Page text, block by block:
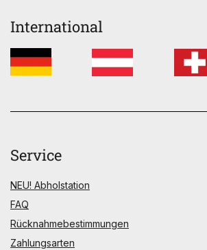
International
Service
NEU! Abholstation
FAQ
Rücknahmebestimmungen
Zahlungsarten